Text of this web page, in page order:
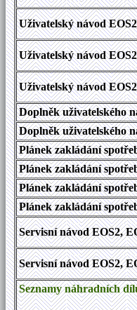
Uživatelský návod
Uživatelský návod
Uživatelský návod
Doplněk uživatelského
Doplněk uživatelského
Plánek zakládání
Plánek zakládání
Plánek zakládání
Plánek zakládání
Servisní návod EOS2,
Servisní návod EOS2,
Seznamy náhradních